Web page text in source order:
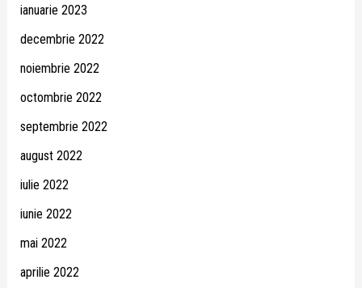
ianuarie 2023
decembrie 2022
noiembrie 2022
octombrie 2022
septembrie 2022
august 2022
iulie 2022
iunie 2022
mai 2022
aprilie 2022